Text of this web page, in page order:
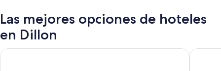
Las mejores opciones de hoteles
en Dillon
Fairbridge Inn Express Dillon